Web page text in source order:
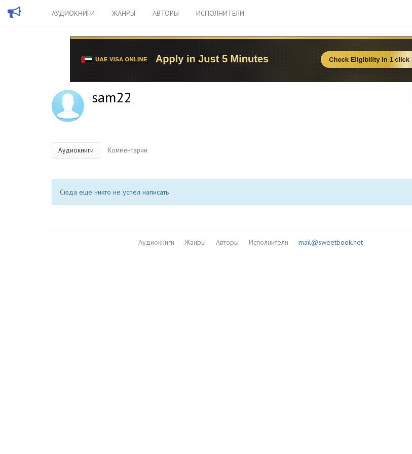
АУДИОКНИГИ ЖАНРЫ АВТОРЫ ИСПОЛНИТЕЛИ
sam22
Аудиокниги Комментарии
Сюда еще никто не успел написать
Аудиокниги Жанры Авторы Исполнители mail@sweetbook.net